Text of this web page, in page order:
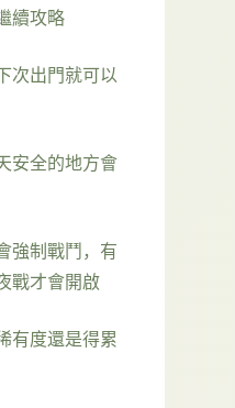
續攻略
次出門就可以
安全的地方會
強制戰鬥，有
戰才會開啟
有度還是得累